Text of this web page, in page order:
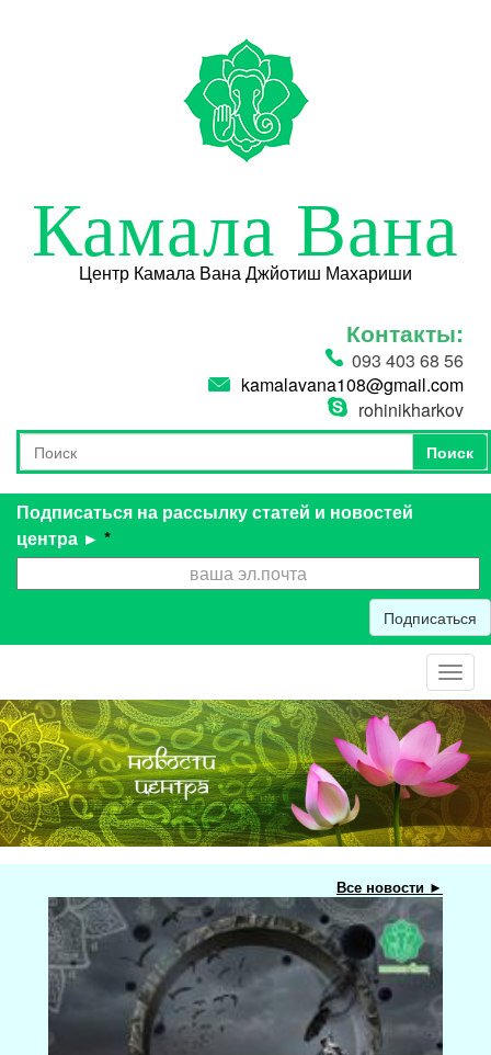
Камала Вана
Центр Камала Вана Джйотиш Махариши
Контакты:
093 403 68 56
kamalavana108@gmail.com
rohinikharkov
Форма поиска
Поиск
Поиск
Подписаться на рассылку статей и новостей
центра ► *
Подписаться
Все новости ►